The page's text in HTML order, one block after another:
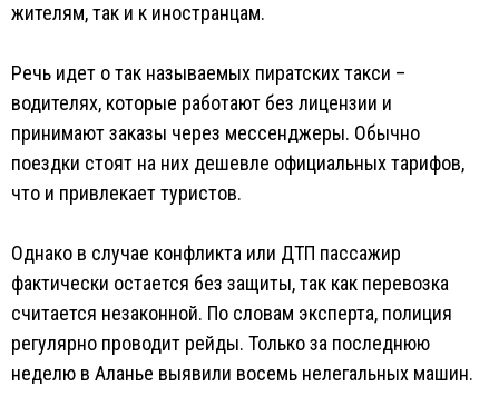
жителям, так и к иностранцам.
Речь идет о так называемых пиратских такси –
водителях, которые работают без лицензии и
принимают заказы через мессенджеры. Обычно
поездки стоят на них дешевле официальных тарифов,
что и привлекает туристов.
Однако в случае конфликта или ДТП пассажир
фактически остается без защиты, так как перевозка
считается незаконной. По словам эксперта, полиция
регулярно проводит рейды. Только за последнюю
неделю в Аланье выявили восемь нелегальных машин.